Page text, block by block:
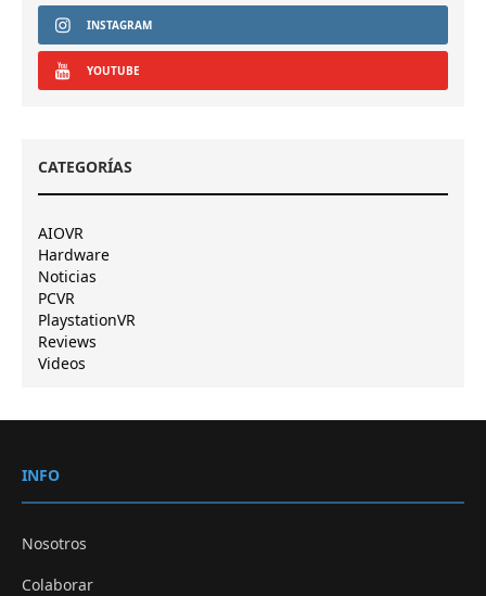
INSTAGRAM
YOUTUBE
CATEGORÍAS
AIOVR
Hardware
Noticias
PCVR
PlaystationVR
Reviews
Videos
INFO
Nosotros
Colaborar